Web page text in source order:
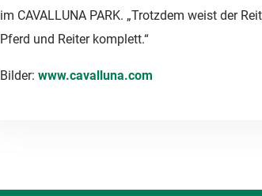
im CAVALLUNA PARK. „Trotzdem weist der
Pferd und Reiter komplett.“
Bilder: www.cavalluna.com